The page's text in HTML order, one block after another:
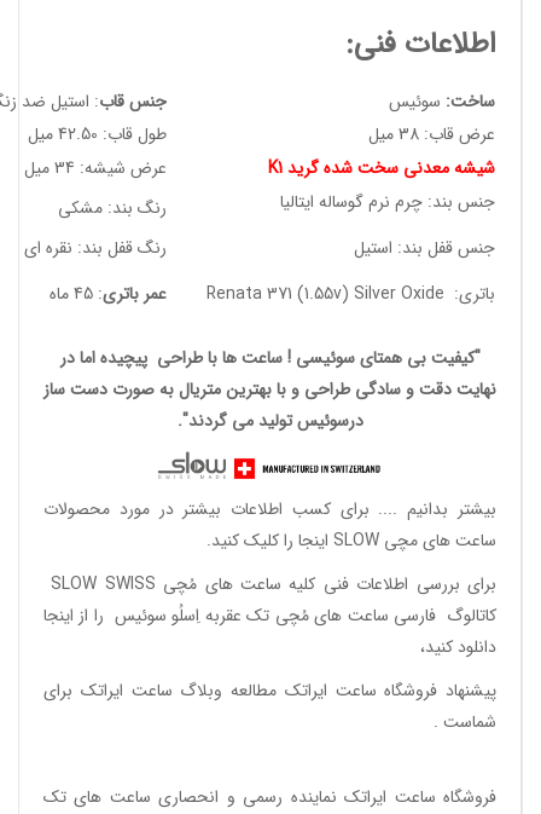
اطلاعات فنی:
ساخت: سوئیس جنس قاب: استیل ضد
عرض قاب: 38 میل
طول قاب: 42.50 میل
شیشه معدنی سخت شده گرید K1
عرض شیشه: 34 میل
جنس بند: چرم نرم گوساله ایتالیا
رنگ بند: مشکی
جنس قفل بند: استیل
رنگ قفل بند: نقره ای
باتری: Renata 371 (1.55v) Silver Oxide
عمر باتری: 45 ماه
"کیفیت بی همتای سوئیسی ! ساعت ها با طراحی پیچیده اما در
نهایت دقت و سادگی طراحی و با بهترین متریال به صورت دست ساز
درسوئیس تولید می گردند".
بیشتر بدانیم .... برای کسب اطلاعات بیشتر در مورد محصولات
ساعت های مچی SLOW اینجا را کلیک کنید.
برای بررسی اطلاعات فنی کلیه ساعت های مُچی SLOW SWISS
کاتالوگ فارسی ساعت های مُچی تک عقربه اِسلُو سوئیس را از اینجا
دانلود کنید،
پیشنهاد فروشگاه ساعت ایراتک مطالعه وبلاگ ساعت ایراتک برای
شماست .
فروشگاه ساعت ایراتک نماینده رسمی و انحصاری ساعت های تک